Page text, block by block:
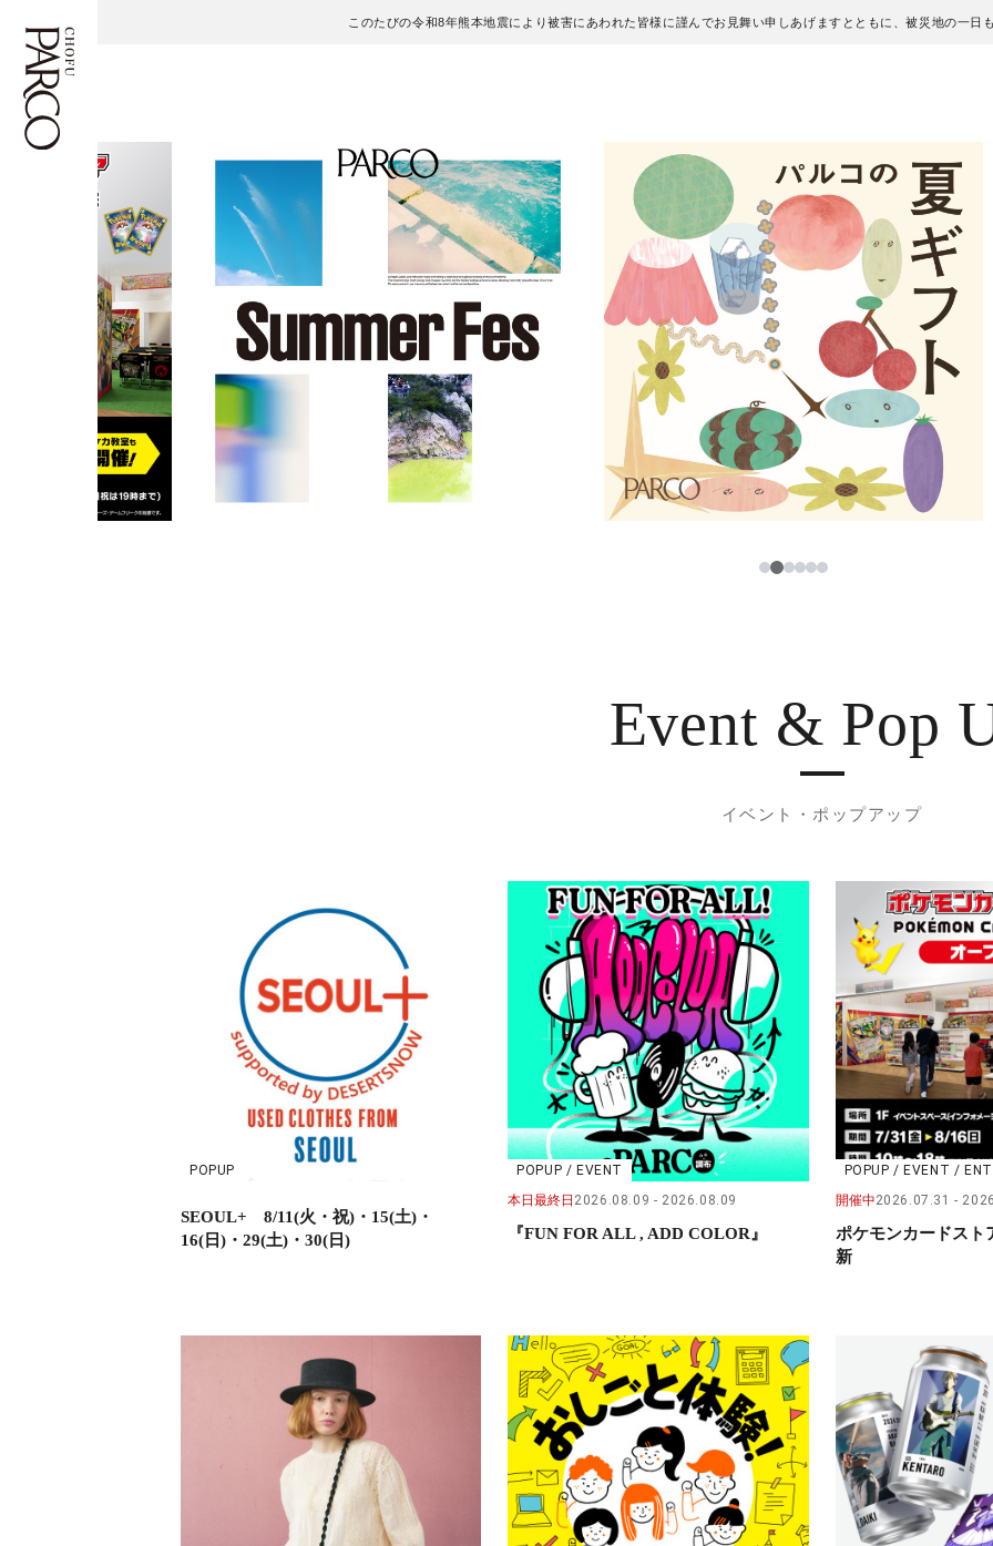
このたびの令和8年熊本地震により被害にあわれた皆様に謹んでお見舞い申しあげますとともに、被災地の一日
フロアガイド
施設案内・アクセス
イベント・ポップアップ
ニュース
レストラン・カフェ
TAX FREE
PARCOメンバーズ
ENGLISH
繁体字
簡体字
한국어
ภาษาไทย
日本語
123456
Event & Pop
イベント・ポップアップ
POPUP
SEOUL+ 8/11(火・祝)・15(土)・
16(日)・29(土)・30(日)
POPUP / EVENT
本日最終日 2026.08.09 2026.08.09
『FUN FOR ALL , ADD COLOR』
POPUP / EVENT /
開催中2026.07.31
ポケモンカードス
新